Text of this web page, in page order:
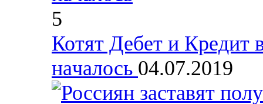
5
Котят Дебет и Кредит
нaчaлось 04.07.2019